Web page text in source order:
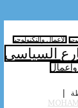
الأعمال والتكنولوجيا
السياسي